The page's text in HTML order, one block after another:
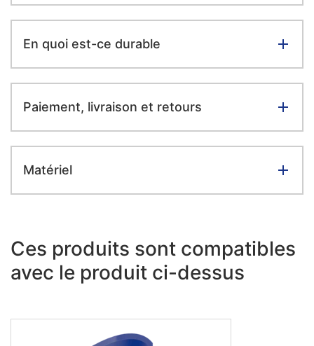
En quoi est-ce durable
Paiement, livraison et retours
Matériel
Ces produits sont compatibles
avec le produit ci-dessus